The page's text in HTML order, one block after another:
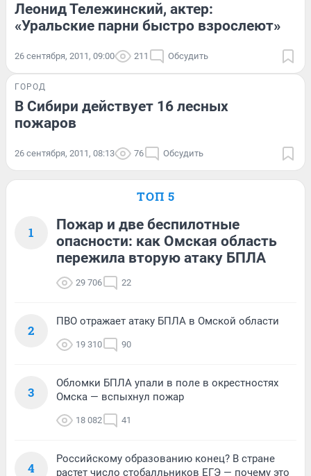
Леонид Тележинский, актер:
«Уральские парни быстро взрослеют»
26 сентября, 2011, 09:00 211 Обсудить
ГОРОД
В Сибири действует 16 лесных
пожаров
26 сентября, 2011, 08:13 76 Обсудить
ТОП 5
1
Пожар и две беспилотные
опасности: как Омская область
пережила вторую атаку БПЛА
29 706 22
2
ПВО отражает атаку БПЛА в Омской области
19 310 90
3
Обломки БПЛА упали в поле в окрестностях
Омска — вспыхнул пожар
18 082 41
4
Российскому образованию конец? В стране
растет число стобалльников ЕГЭ — почему это